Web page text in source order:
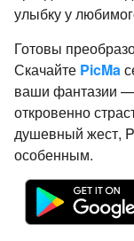
улыбку у
Готовы
Скачайте PicMa
ваши фантазии
откровенно
душевный жест,
особенным.